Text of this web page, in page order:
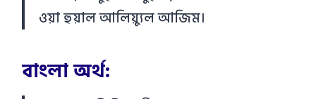
ওয়া হুয়াল আলিয়্যুল আজিম।
বাংলা অর্থ: